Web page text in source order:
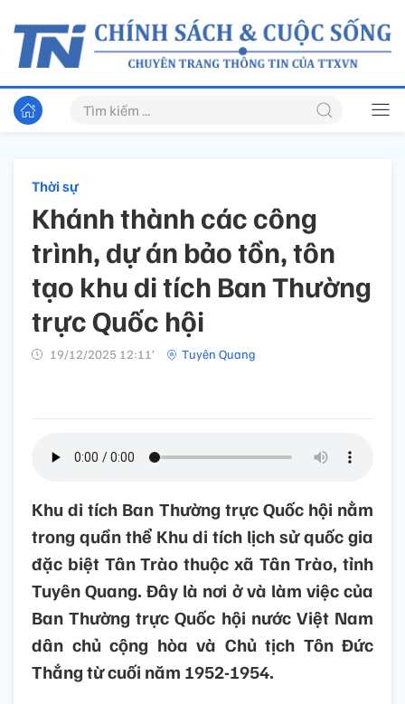
Thời sự
Khánh thành các công
trình, dự án bảo tồn, tôn
tạo khu di tích Ban Thường
trực Quốc hội
19/12/2025 12:11’ Tuyên Quang
Khu di tích Ban Thường trực Quốc hội nằm
trong quần thể Khu di tích lịch sử quốc gia
đặc biệt Tân Trào thuộc xã Tân Trào, tỉnh
Tuyên Quang. Đây là nơi ở và làm việc của
Ban Thường trực Quốc hội nước Việt Nam
dân chủ cộng hòa và Chủ tịch Tôn Đức
Thắng từ cuối năm 1952-1954.